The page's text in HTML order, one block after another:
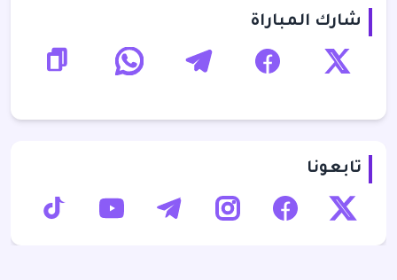
شارك المباراة
تابعونا